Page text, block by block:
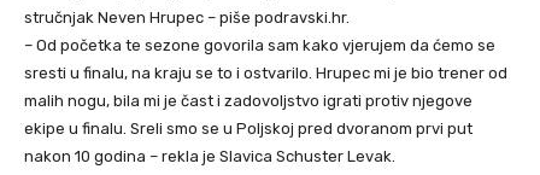
stručnjak Neven Hrupec – piše podravski.hr.
– Od početka te sezone govorila sam kako vjerujem da ćemo se
sresti u finalu, na kraju se to i ostvarilo. Hrupec mi je bio trener od
malih nogu, bila mi je čast i zadovoljstvo igrati protiv njegove
ekipe u finalu. Sreli smo se u Poljskoj pred dvoranom prvi put
nakon 10 godina – rekla je Slavica Schuster Levak.